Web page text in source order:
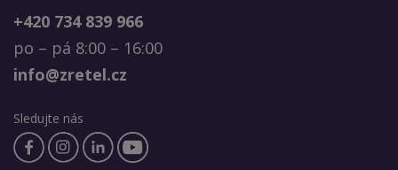
+420 734 839 966
po – pá 8:00 – 16:00
info@zretel.cz
Sledujte nás